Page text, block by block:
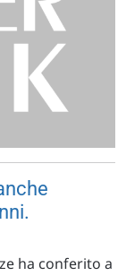
ha conferito a